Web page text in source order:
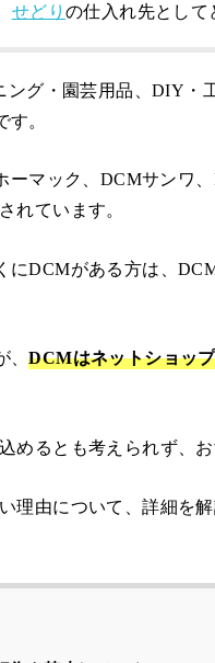
せどり の仕入れ先として
グ・園芸用品、DIY・
。
マック、DCMサンワ
れています。
DCMがある方は、
、DCMはネットショッ
めるとも考えられず、お
理由について、詳細を解